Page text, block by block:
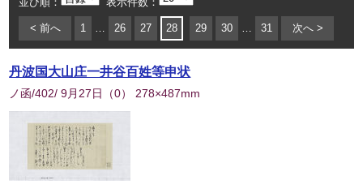
< 前へ 1 … 26 27 28 29 30 … 31 次へ >
丹波国大山庄一井谷百姓等申状
ノ函/402/ 9月27日 （0） 278×487mm